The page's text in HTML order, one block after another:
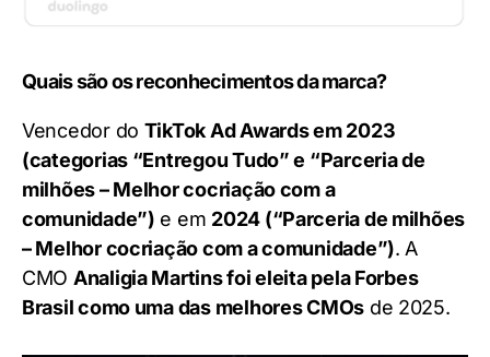
Quais são os reconhecimentos da marca?
Vencedor do TikTok Ad Awards em 2023
(categorias “Entregou Tudo” e “Parceria de
milhões – Melhor cocriação com a
comunidade”) e em 2024 (“Parceria de milhões
– Melhor cocriação com a comunidade”). A
CMO Analigia Martins foi eleita pela Forbes
Brasil como uma das melhores CMOs de 2025.